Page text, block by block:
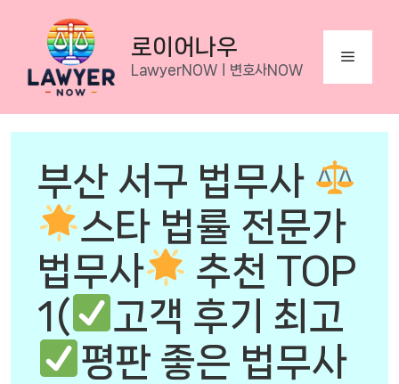
content
로이어나우
LawyerNOWㅣ변호사NOW
Menu
부산 서구 법무사
스타 법률 전문가
법무사
추천 TOP
1(
고객 후기 최고
평판 좋은 법무사